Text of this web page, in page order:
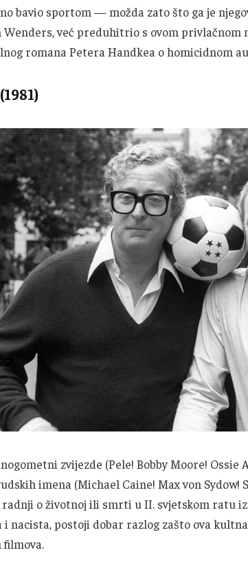
bavio sportom — možda zato što ga je
Wenders, već preduhitrio s ovom
romana Petera Handkea o homicidnom
zvijezde (Pele! Bobby Moore! Ossie
imena (Michael Caine! Max von Sydow!
radnji o životnoj ili smrti u II. svjetskom ratu
i nacista, postoji dobar razlog zašto ova